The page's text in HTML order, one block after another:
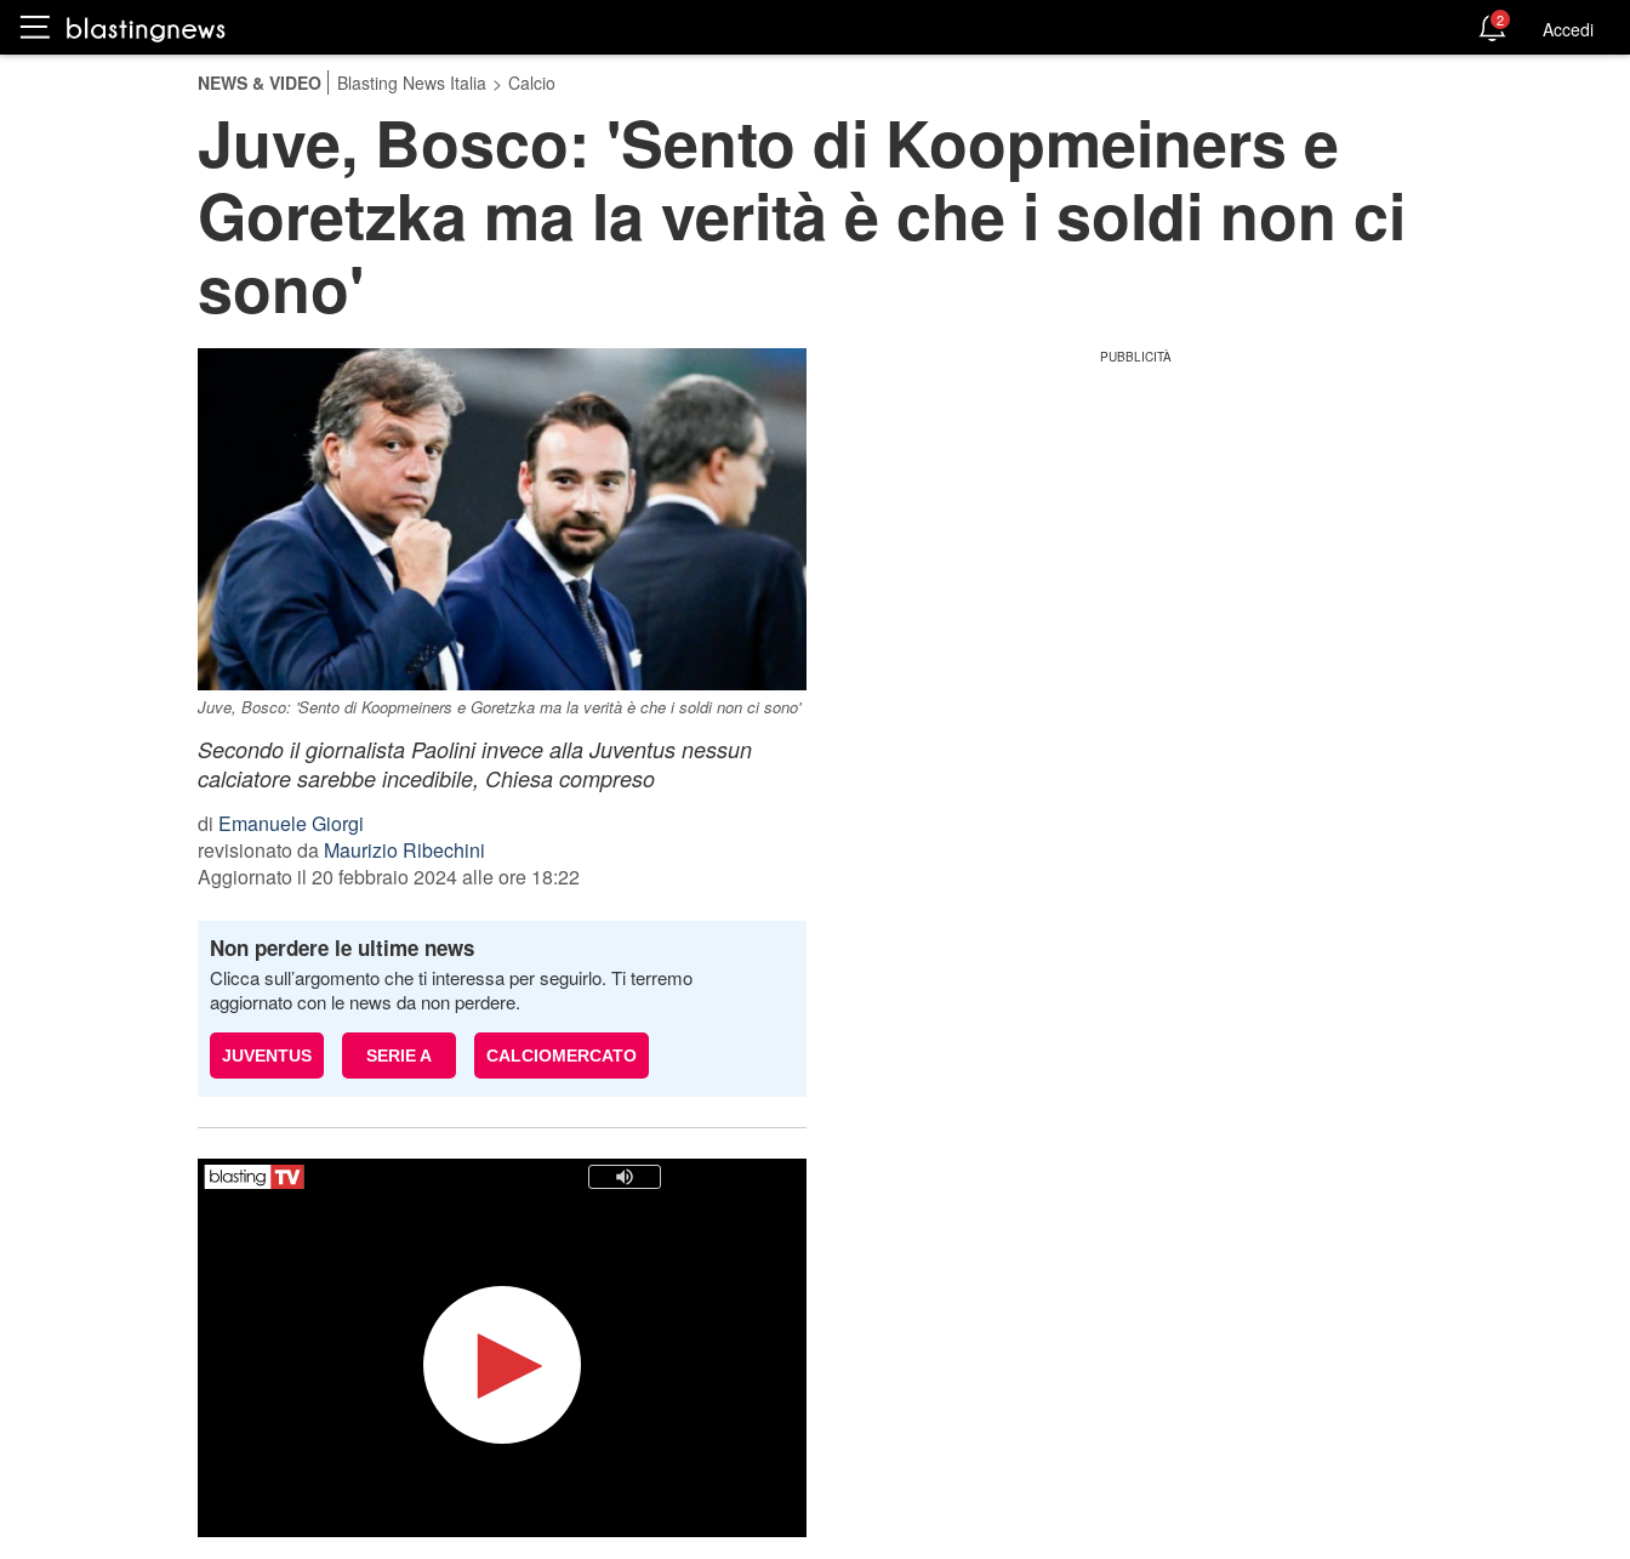
2 Accedi
NEWS & VIDEO Blasting News Italia > Calcio
Juve, Bosco: 'Sento di Koopmeiners e
Goretzka ma la verità è che i soldi non ci
sono'
Juve, Bosco: 'Sento di Koopmeiners e Goretzka ma la verità è che i soldi non ci sono'
Secondo il giornalista Paolini invece alla Juventus nessun
calciatore sarebbe incedibile, Chiesa compreso
di Emanuele Giorgi
revisionato da Maurizio Ribechini
Aggiornato il 20 febbraio 2024 alle ore 18:22
Non perdere le ultime news
Clicca sull’argomento che ti interessa per seguirlo. Ti terremo
aggiornato con le news da non perdere.
JUVENTUS SERIE A CALCIOMERCATO